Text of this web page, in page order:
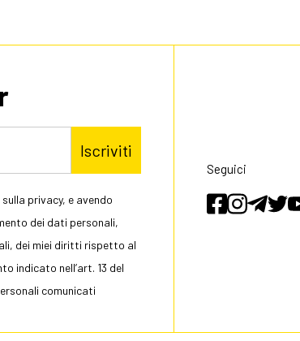
Iscriviti
privacy, e avendo
dei dati personali,
dei miei diritti rispetto al
indicato nell’art. 13 del
comunicati
Seguici